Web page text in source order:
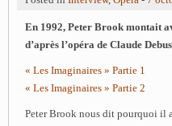
En 1992, Peter Brook montait
d’après l’opéra de Claude
« Les Imaginaires » Partie 1
« Les Imaginaires » Partie 2
Peter Brook nous dit pourquoi il